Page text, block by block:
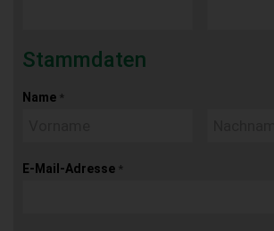
Stammdaten
Name *
E-Mail-Adresse *